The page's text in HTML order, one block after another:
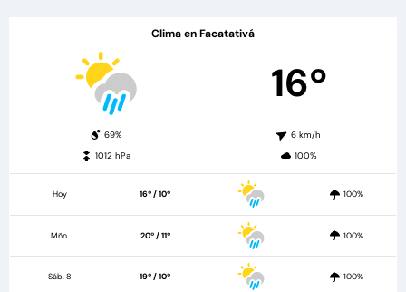
Clima en Facatativá
16º
69%
6 km/h
1012 hPa
100%
Hoy 16º / 10º 100%
Mñn. 20º / 11º 100%
Sáb. 8 19º / 10º 100%